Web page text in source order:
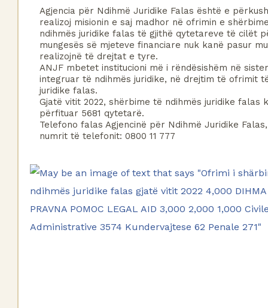
Agjencia për Ndihmë Juridike Falas është e
realizoj misionin e saj madhor në ofrimin e
ndihmës juridike falas të gjithë qytetareve të cilët
mungesës së mjeteve financiare nuk kanë pasur
realizojnë të drejtat e tyre.
ANJF mbetet institucioni më i rëndësishëm në
integruar të ndihmës juridike, në drejtim të ofrimit
juridike falas.
Gjatë vitit 2022, shërbime të ndihmës juridike falas
përfituar 5681 qytetarë.
Telefono falas Agjencinë për Ndihmë Juridike
numrit të telefonit: 0800 11 777